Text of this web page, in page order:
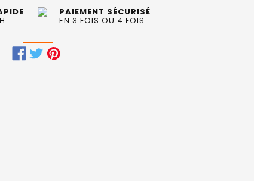
PAIEMENT SÉCURISÉ
EN 3 FOIS OU 4 FOIS